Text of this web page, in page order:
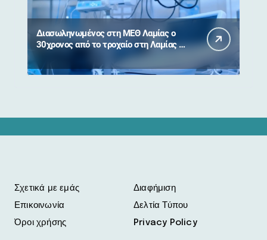
Διασωληνωμένος στη ΜΕΘ Λαμίας ο
30χρονος από το τροχαίο στη Λαμίας –
Σχετικά με εμάς
Επικοινωνία
Όροι χρήσης
Διαφήμιση
Δελτία Τύπου
Privacy Policy